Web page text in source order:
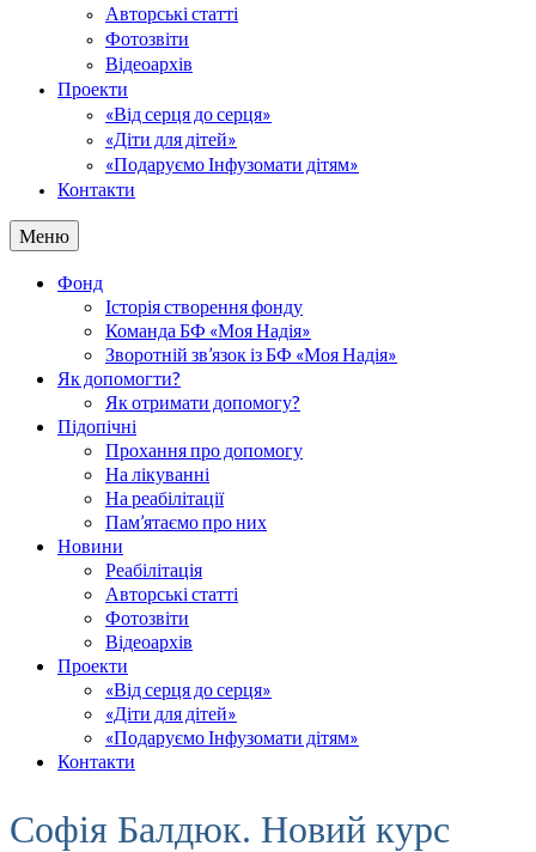
Авторські статті
Фотозвіти
Відеоархів
Проекти
«Від серця до серця»
«Діти для дітей»
«Подаруємо Інфузомати дітям»
Контакти
Меню
Фонд
Історія створення фонду
Команда БФ «Моя Надія»
Зворотній зв’язок із БФ «Моя Надія»
Як допомогти?
Як отримати допомогу?
Підопічні
Прохання про допомогу
На лікуванні
На реабілітації
Пам’ятаємо про них
Новини
Реабілітація
Авторські статті
Фотозвіти
Відеоархів
Проекти
«Від серця до серця»
«Діти для дітей»
«Подаруємо Інфузомати дітям»
Контакти
Софія Балдюк. Новий курс